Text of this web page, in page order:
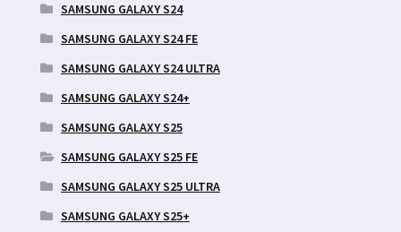
SAMSUNG GALAXY S24
SAMSUNG GALAXY S24 FE
SAMSUNG GALAXY S24 ULTRA
SAMSUNG GALAXY S24+
SAMSUNG GALAXY S25
SAMSUNG GALAXY S25 FE
SAMSUNG GALAXY S25 ULTRA
SAMSUNG GALAXY S25+